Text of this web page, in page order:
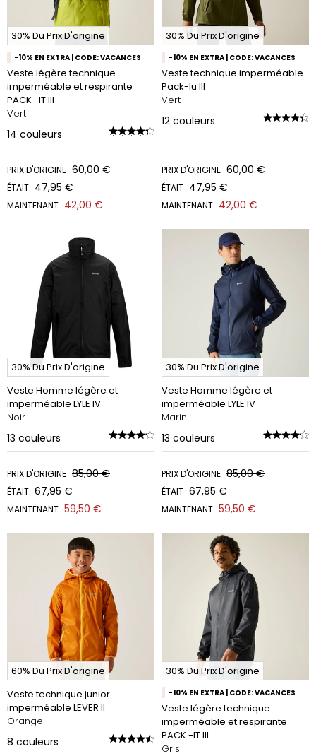
30% Du Prix D'origine
-10% EN EXTRA | CODE: VACANCES
Veste légère technique
imperméable et respirante
PACK -IT III
Vert
14 couleurs
PRIX D'ORIGINE 60,00 €
ÉTAIT 47,95 €
MAINTENANT 42,00 €
30% Du Prix D'origine
-10% EN EXTRA | CODE: VACANCES
Veste technique imperméable
Pack-Iu III
Vert
12 couleurs
PRIX D'ORIGINE 60,00 €
ÉTAIT 47,95 €
MAINTENANT 42,00 €
30% Du Prix D'origine
Veste Homme légère et
imperméable LYLE IV
Noir
13 couleurs
PRIX D'ORIGINE 85,00 €
ÉTAIT 67,95 €
MAINTENANT 59,50 €
30% Du Prix D'origine
Veste Homme légère et
imperméable LYLE IV
Marin
13 couleurs
PRIX D'ORIGINE 85,00 €
ÉTAIT 67,95 €
MAINTENANT 59,50 €
60% Du Prix D'origine
Veste technique junior
imperméable LEVER II
Orange
8 couleurs
30% Du Prix D'origine
-10% EN EXTRA | CODE: VACANCES
Veste légère technique
imperméable et respirante
PACK -IT III
Gris